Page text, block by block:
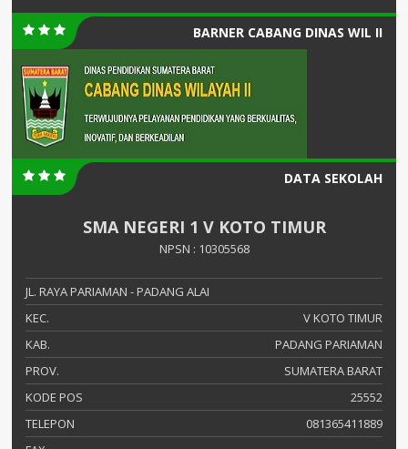
BARNER CABANG DINAS WIL II
DATA SEKOLAH
SMA NEGERI 1 V KOTO TIMUR
NPSN : 10305568
JL. RAYA PARIAMAN - PADANG ALAI
KEC.
V KOTO TIMUR
KAB.
PADANG PARIAMAN
PROV.
SUMATERA BARAT
KODE POS
25552
TELEPON
081365411889